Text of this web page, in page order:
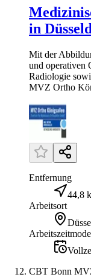
in
Mit der
und operativen
Radiologie
MVZ Ortho
Entfernung
44,8
Arbeitsort
CBT Bonn